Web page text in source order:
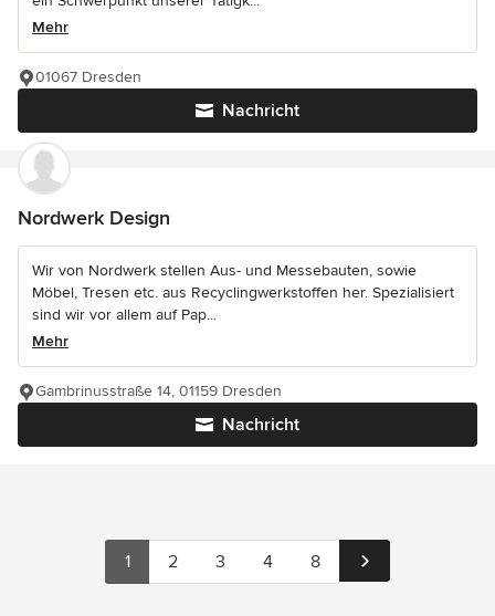
Mehr
Nachricht
01067 Dresden
Nordwerk Design
Wir von Nordwerk stellen Aus- und Messebauten, sowie
Möbel, Tresen etc. aus Recyclingwerkstoffen her. Spezialisiert
sind wir vor allem auf Pap...
Mehr
Nachricht
Gambrinusstraße 14, 01159 Dresden
1 2 3 4 8